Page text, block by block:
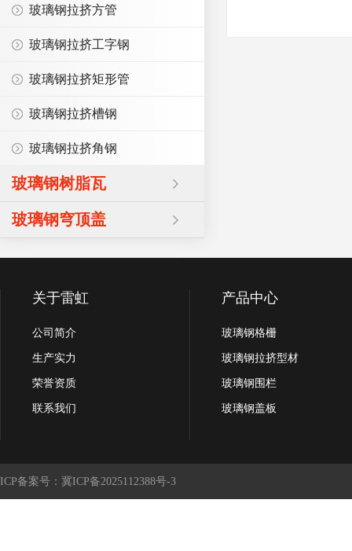
玻璃钢拉挤方管
玻璃钢拉挤工字钢
玻璃钢拉挤矩形管
玻璃钢拉挤槽钢
玻璃钢拉挤角钢
玻璃钢树脂瓦
玻璃钢穹顶盖
关于雷虹
公司简介
生产实力
荣誉资质
联系我们
产品中心
玻璃钢格栅
玻璃钢拉挤型材
玻璃钢围栏
玻璃钢盖板
ICP备案号：冀ICP备2025112388号-3